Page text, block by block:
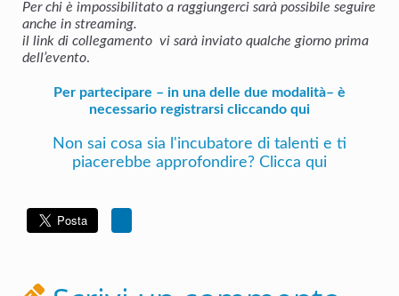
Per chi è impossibilitato a raggiungerci sarà possibile seguire
anche in streaming.
il link di collegamento vi sarà inviato qualche giorno prima
dell’evento.
Per partecipare – in una delle due modalità– è
necessario registrarsi cliccando qui
Non sai cosa sia l'incubatore di talenti e ti
piacerebbe approfondire? Clicca qui